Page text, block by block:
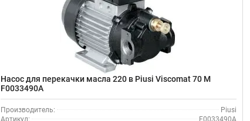
Насос для перекачки масла 220 в Piusi Viscomat 70 M
F0033490A
Производитель:
Piusi
Артикул:
F0033490A